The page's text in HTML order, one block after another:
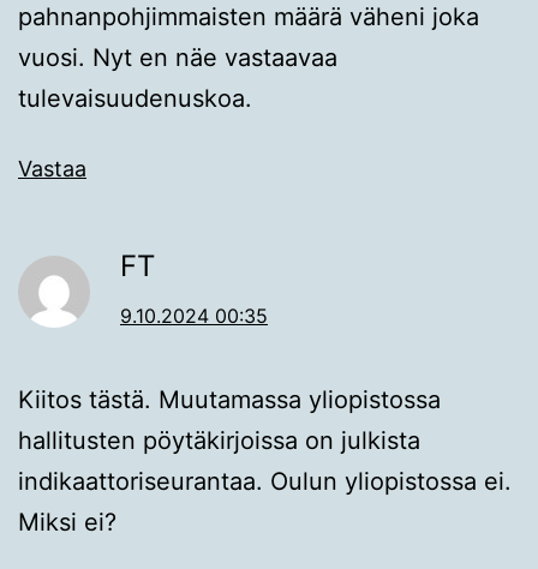
pahnanpohjimmaisten määrä väheni joka
vuosi. Nyt en näe vastaavaa
tulevaisuudenuskoa.
Vastaa
FT
9.10.2024 00:35
Kiitos tästä. Muutamassa yliopistossa
hallitusten pöytäkirjoissa on julkista
indikaattoriseurantaa. Oulun yliopistossa ei.
Miksi ei?